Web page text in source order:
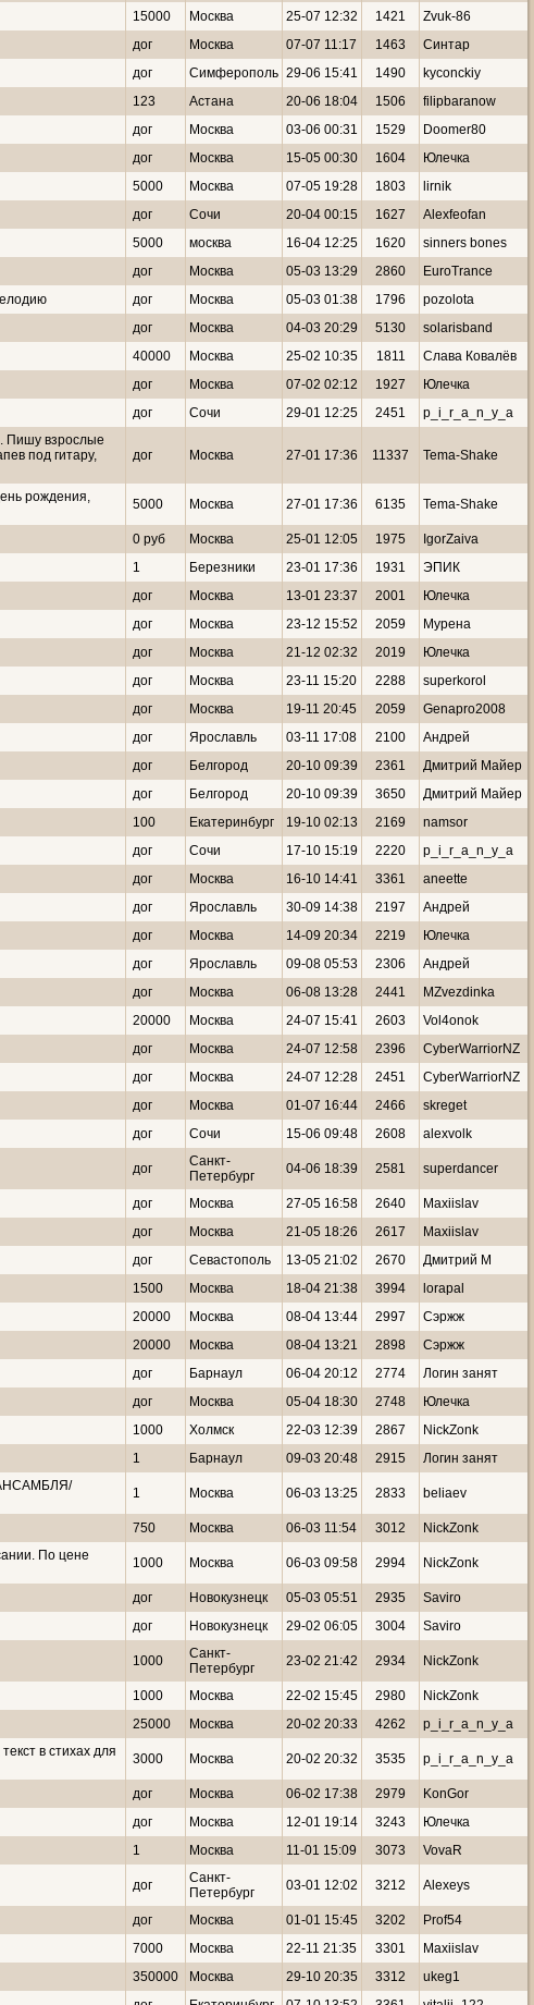
15000 Москва 25-07 12:32 1421
Zvuk-86
дог Москва 07-07 11:17 1463
Синтар
дог Симферополь 29-06 15:41 1490
kyconckiy
123 Астана 20-06 18:04 1506
filipbaranow
дог Москва 03-06 00:31 1529
Doomer80
дог Москва 15-05 00:30 1604
Юлечка
5000 Москва 07-05 19:28 1803
lirnik
дог Сочи 20-04 00:15 1627
Alexfeofan
5000 москва 16-04 12:25 1620
sinners bones
дог Москва 05-03 13:29 2860
EuroTrance
дог Москва 05-03 01:38 1796
pozolota
дог Москва 04-03 20:29 5130
solarisband
40000 Москва 25-02 10:35 1811
Слава Ковалёв
дог Москва 07-02 02:12 1927
Юлечка
дог Сочи 29-01 12:25 2451 p_i_r_a_n_y_a
Пишу взрослые
под гитару,
дог Москва 27-01 17:36 11337 Tema-Shake
рождения,
5000 Москва 27-01 17:36 6135 Tema-Shake
0 руб Москва 25-01 12:05 1975
IgorZaiva
1 Березники 23-01 17:36 1931
ЭПИК
дог Москва 13-01 23:37 2001
Юлечка
дог Москва 23-12 15:52 2059
Мурена
дог Москва 21-12 02:32 2019
Юлечка
дог Москва 23-11 15:20 2288
superkorol
дог Москва 19-11 20:45 2059
Genapro2008
дог Ярославль 03-11 17:08 2100
Андрей
дог Белгород 20-10 09:39 2361
Дмитрий Майер
дог Белгород 20-10 09:39 3650
Дмитрий Майер
100 Екатеринбург 19-10 02:13 2169
namsor
дог Сочи 17-10 15:19 2220
p_i_r_a_n_y_a
дог Москва 16-10 14:41 3361
aneette
дог Ярославль 30-09 14:38 2197
Андрей
дог Москва 14-09 20:34 2219
Юлечка
дог Ярославль 09-08 05:53 2306
Андрей
дог Москва 06-08 13:28 2441
MZvezdinka
20000 Москва 24-07 15:41 2603
Vol4onok
дог Москва 24-07 12:58 2396
CyberWarriorNZ
дог Москва 24-07 12:28 2451
CyberWarriorNZ
дог Москва 01-07 16:44 2466
skreget
дог Сочи 15-06 09:48 2608 alexvolk
дог
Санкт-
Петербург
04-06 18:39 2581 superdancer
дог Москва 27-05 16:58 2640
Maxiislav
дог Москва 21-05 18:26 2617
Maxiislav
дог Севастополь 13-05 21:02 2670
Дмитрий М
1500 Москва 18-04 21:38 3994
lorapal
20000 Москва 08-04 13:44 2997
Сэржж
20000 Москва 08-04 13:21 2898
Сэржж
дог Барнаул 06-04 20:12 2774
Логин занят
дог Москва 05-04 18:30 2748
Юлечка
1000 Холмск 22-03 12:39 2867
NickZonk
1 Барнаул 09-03 20:48 2915 Логин занят
1 Москва 06-03 13:25 2833 beliaev
750 Москва 06-03 11:54 3012 NickZonk
По цене
1000 Москва 06-03 09:58 2994 NickZonk
дог Новокузнецк 05-03 05:51 2935
Saviro
дог Новокузнецк 29-02 06:05 3004 Saviro
1000
Санкт-
Петербург
23-02 21:42 2934 NickZonk
1000 Москва 22-02 15:45 2980
NickZonk
25000 Москва 20-02 20:33 4262 p_i_r_a_n_y_a
в стихах для
3000 Москва 20-02 20:32 3535 p_i_r_a_n_y_a
дог Москва 06-02 17:38 2979
KonGor
дог Москва 12-01 19:14 3243
Юлечка
1 Москва 11-01 15:09 3073 VovaR
дог
Санкт-
Петербург
03-01 12:02 3212 Alexeys
дог Москва 01-01 15:45 3202
Prof54
7000 Москва 22-11 21:35 3301
Maxiislav
350000 Москва 29-10 20:35 3312
ukeg1